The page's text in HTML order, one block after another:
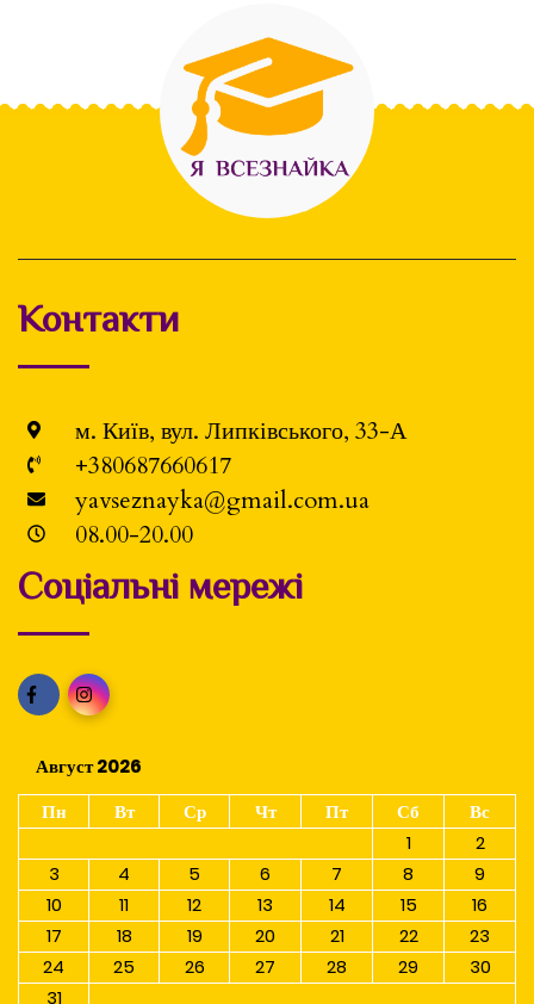
Контакти
м. Київ, вул. Липківського, 33-А
+380687660617
yavseznayka@gmail.com.ua
08.00-20.00
Соціальні мережі
Август 2026
Пн
Вт Ср Чт Пт Сб
Вс
1
2
3
4 5 6 7 8
9
10
11 12 13 14 15
16
17
18 19 20 21 22
23
24
25 26 27 28 29
30
31